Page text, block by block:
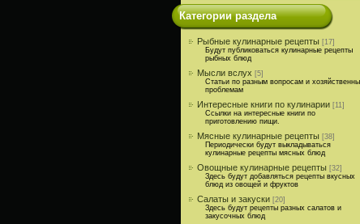
Категории раздела
Рыбные кулинарные рецепты [17]
Будут публиковаться кулинарные рецепты
рыбных блюд
Мысли вслух [5]
Статьи по разным вопросам и
проблемам
Интересные книги по кулинарии [11]
Ссылки на интересные книги по
приготовлению пищи.
Мясные кулинарные рецепты [38]
Периодически будут выкладываться
кулинарные рецепты мясных блюд
Овощные кулинарные рецепты [32]
Здесь будут добавляться рецепты вкусных
блюд из овощей и фруктов
Салаты и закуски [20]
Здесь будут рецепты разных салатов и
закусочных блюд